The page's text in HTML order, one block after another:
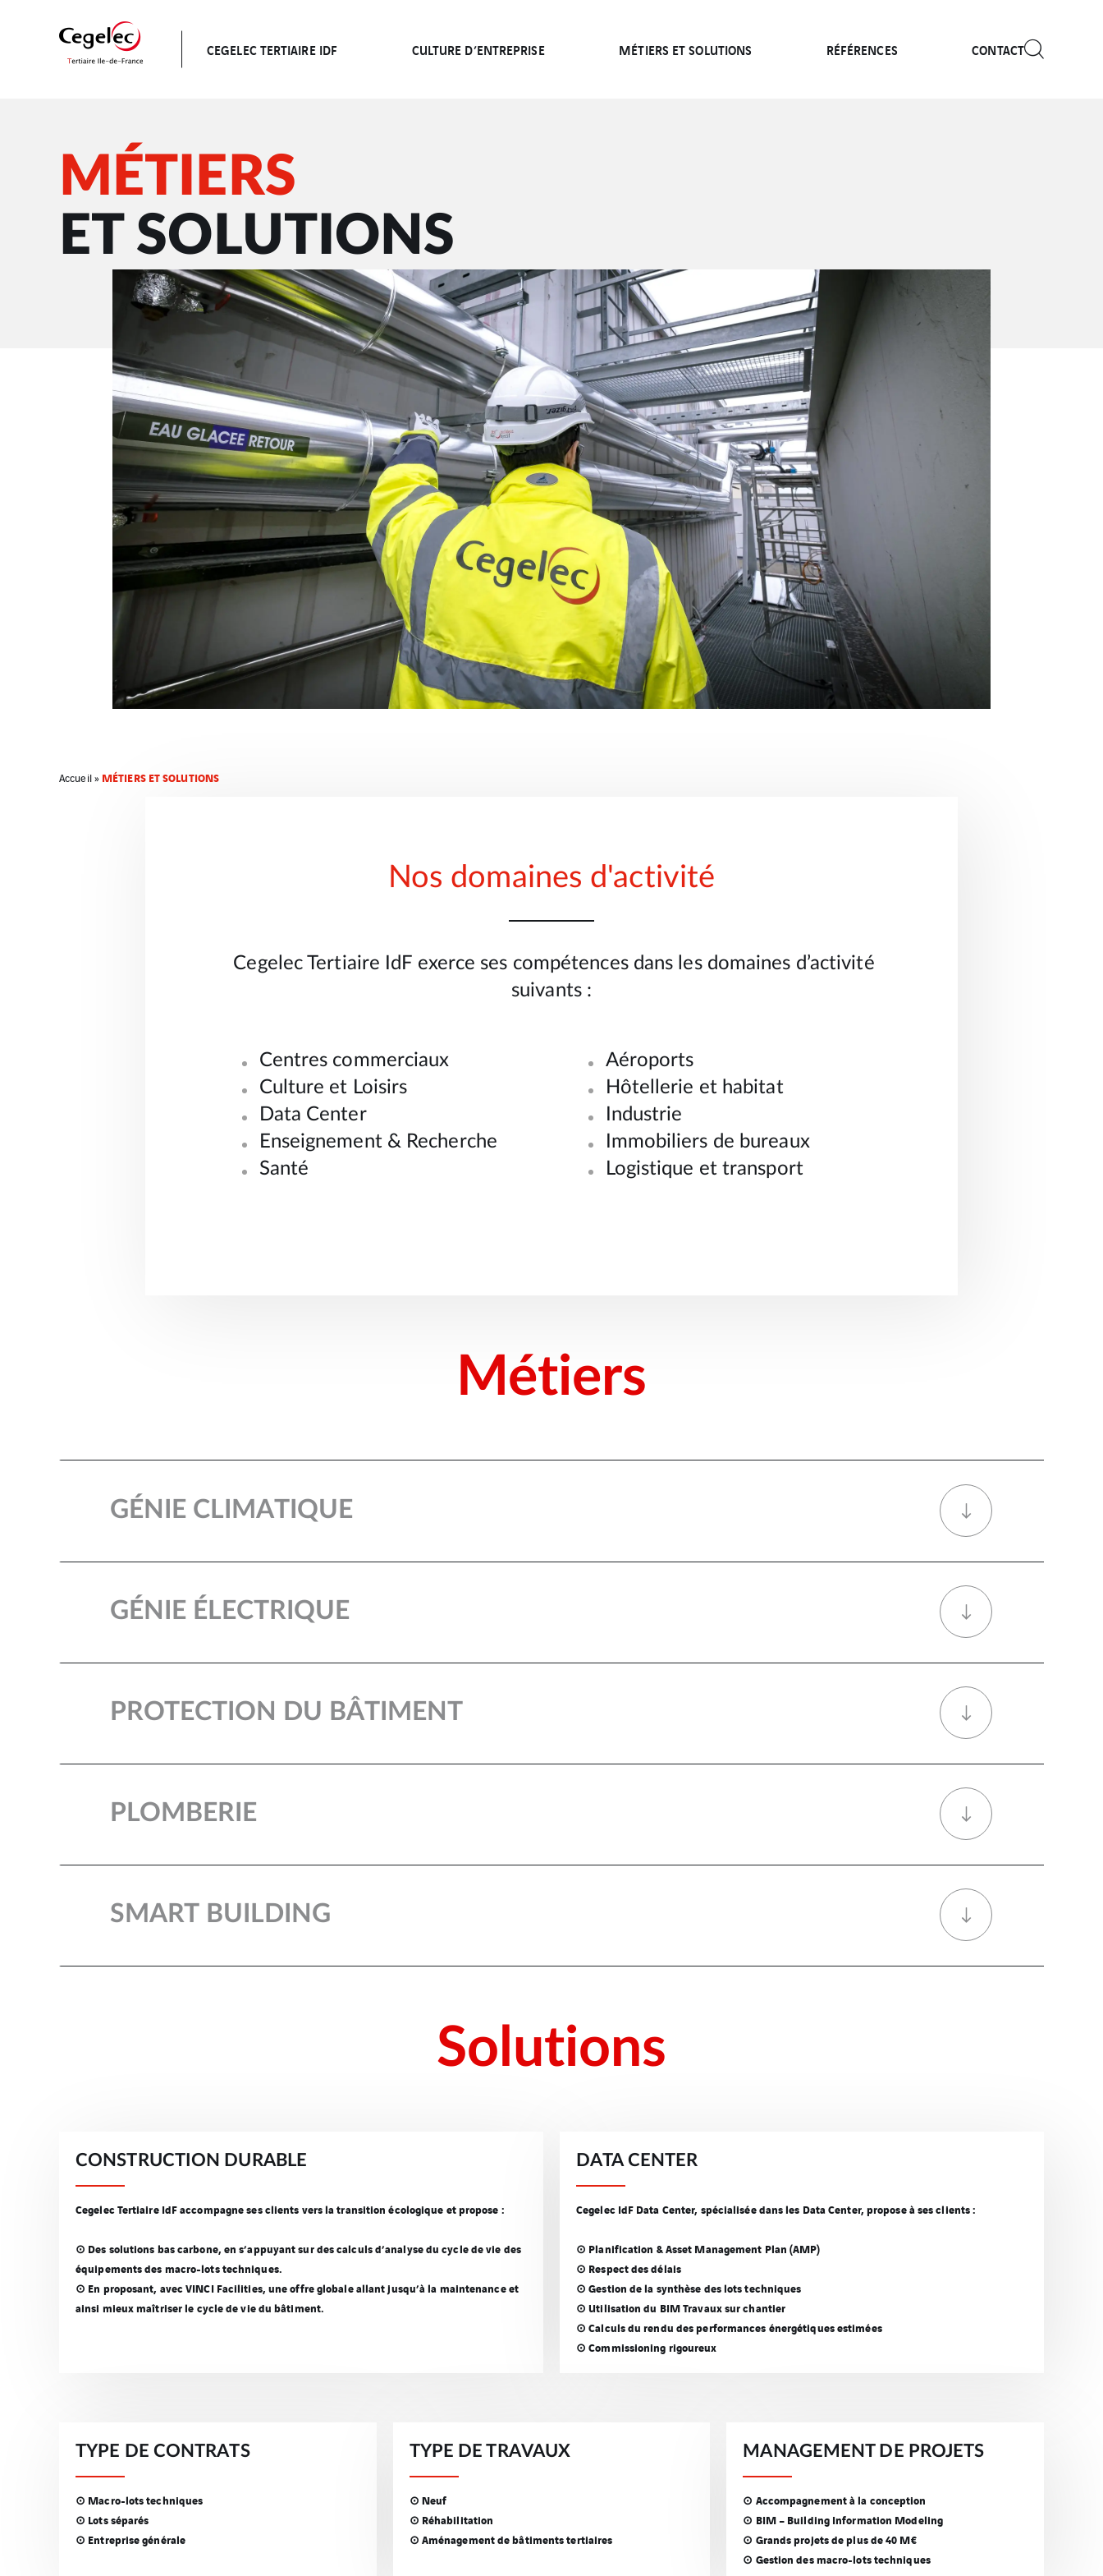
CEGELEC TERTIAIRE IDF CULTURE D’ENTREPRISE MÉTIERS ET SOLUTIONS RÉFÉRENCES CONTACT
MÉTIERS
ET SOLUTIONS
Accueil» MÉTIERS ET SOLUTIONS
Nos domaines d'activité
Cegelec Tertiaire IdF exerce ses compétences dans les domaines d’activité
suivants :
Centres commerciaux
Culture et Loisirs
Data Center
Enseignement & Recherche
Santé
Aéroports
Hôtellerie et habitat
Industrie
Immobiliers de bureaux
Logistique et transport
Métiers
GÉNIE CLIMATIQUE
GÉNIE ÉLECTRIQUE
PROTECTION DU BÂTIMENT
PLOMBERIE
SMART BUILDING​
Solutions
CONSTRUCTION DURABLE
Cegelec Tertiaire IdF accompagne ses clients vers la transition écologique et propose :
⊙ Des solutions bas carbone, en s’appuyant sur des calculs d’analyse du cycle de vie des
équipements des macro-lots techniques.
⊙ En proposant, avec VINCI Facilities, une offre globale allant jusqu’à la maintenance et
ainsi mieux maîtriser le cycle de vie du bâtiment.
DATA CENTER
Cegelec IdF Data Center, spécialisée dans les Data Center, propose à ses clients :
⊙ Planification & Asset Management Plan (AMP)
⊙ Respect des délais
⊙ Gestion de la synthèse des lots techniques
⊙ Utilisation du BIM Travaux sur chantier
⊙ Calculs du rendu des performances énergétiques estimées
⊙ Commissioning rigoureux
TYPE DE CONTRATS
⊙ Macro-lots techniques
⊙ Lots séparés
⊙ Entreprise générale
TYPE DE TRAVAUX
⊙ Neuf
⊙ Réhabilitation
⊙ Aménagement de bâtiments tertiaires
MANAGEMENT DE PROJETS
⊙ Accompagnement à la conception
⊙ BIM – Building Information Modeling
⊙ Grands projets de plus de 40 M€
⊙ Gestion des macro-lots techniques